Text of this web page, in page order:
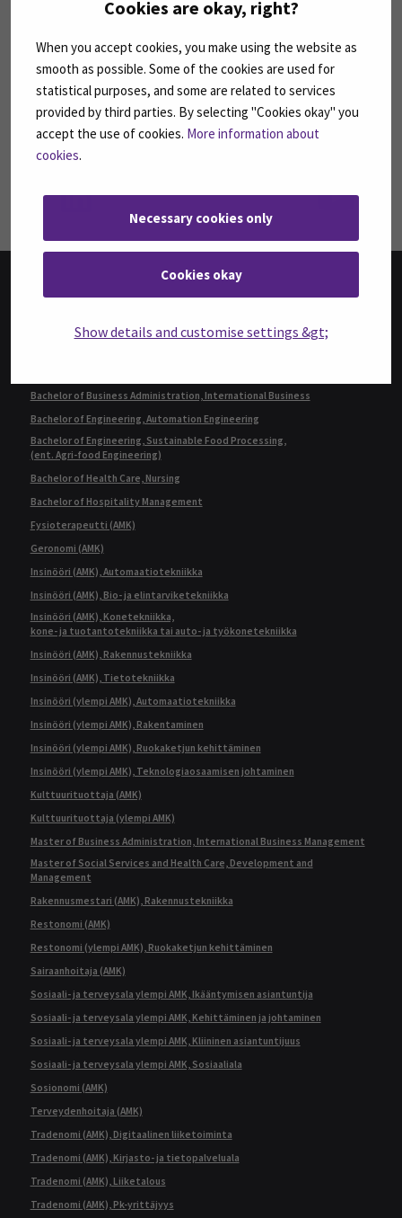
Cookies are okay, right?
When you accept cookies, you make using the website as
smooth as possible. Some of the cookies are used for
statistical purposes, and some are related to services
provided by third parties. By selecting "Cookies okay" you
accept the use of cookies. More information about
cookies.
Necessary cookies only
Cookies okay
Show details and customise settings &gt;
SEURAA MEITÄ SOSIAALISESSA MEDIASSA
Seuraa meitä sosiaalisessa mediassa:
Seuraa meitä
Bachelor of Business Administration, International Business
Bachelor of Engineering, Automation Engineering
Bachelor of Engineering, Sustainable Food Processing,
(ent. Agri-food Engineering)
Bachelor of Health Care, Nursing
Bachelor of Hospitality Management
Fysioterapeutti (AMK)
Geronomi (AMK)
Insinööri (AMK), Automaatiotekniikka
Insinööri (AMK), Bio- ja elintarviketekniikka
Insinööri (AMK), Konetekniikka,
kone- ja tuotantotekniikka tai auto- ja työkonetekniikka
Insinööri (AMK), Rakennustekniikka
Insinööri (AMK), Tietotekniikka
Insinööri (ylempi AMK), Automaatiotekniikka
Insinööri (ylempi AMK), Rakentaminen
Insinööri (ylempi AMK), Ruokaketjun kehittäminen
Insinööri (ylempi AMK), Teknologiaosaamisen johtaminen
Kulttuurituottaja (AMK)
Kulttuurituottaja (ylempi AMK)
Master of Business Administration, International Business Management
Master of Social Services and Health Care, Development and
Management
Rakennusmestari (AMK), Rakennustekniikka
Restonomi (AMK)
Restonomi (ylempi AMK), Ruokaketjun kehittäminen
Sairaanhoitaja (AMK)
Sosiaali- ja terveysala ylempi AMK, Ikääntymisen asiantuntija
Sosiaali- ja terveysala ylempi AMK, Kehittäminen ja johtaminen
Sosiaali- ja terveysala ylempi AMK, Kliininen asiantuntijuus
Sosiaali- ja terveysala ylempi AMK, Sosiaaliala
Sosionomi (AMK)
Terveydenhoitaja (AMK)
Tradenomi (AMK), Digitaalinen liiketoiminta
Tradenomi (AMK), Kirjasto- ja tietopalveluala
Tradenomi (AMK), Liiketalous
Tradenomi (AMK), Pk-yrittäjyys